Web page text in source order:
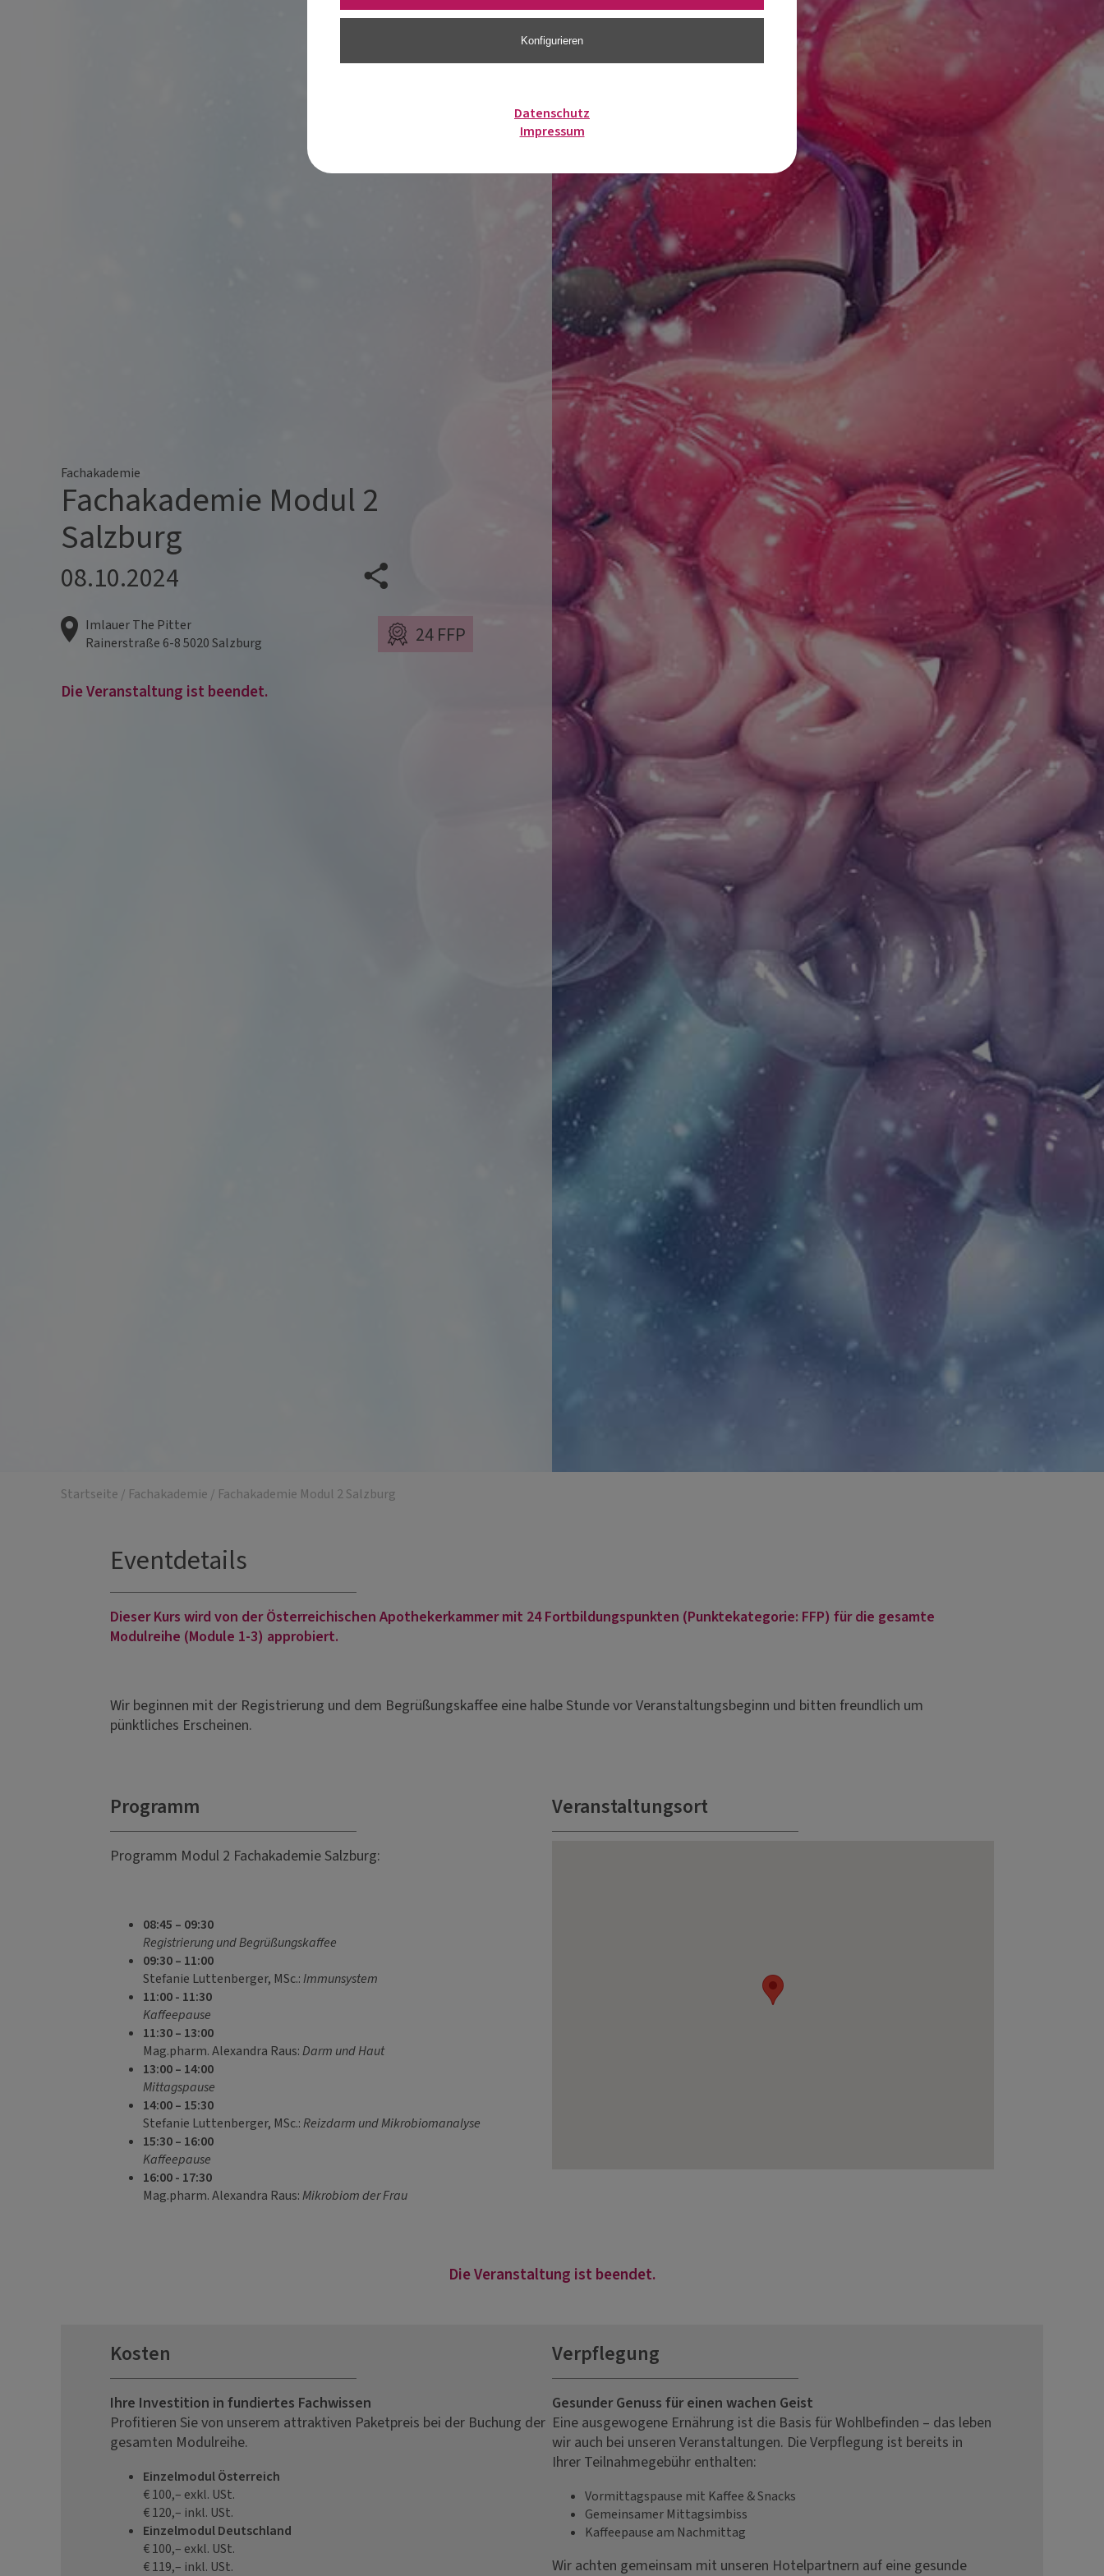
Fachakademie
Fachakademie Modul 2
Salzburg
08.10.2024
Veranstaltung teilen
Imlauer The Pitter
Rainerstraße 6-85020Salzburg 24 FFP
Die Veranstaltung ist beendet.
Startseite / Fachakademie / Fachakademie Modul 2 Salzburg
Eventdetails
Dieser Kurs wird von der Österreichischen Apothekerkammer mit 24 Fortbildungspunkten (Punktekategorie: FFP) für die gesamte
Modulreihe (Module 1-3) approbiert.
Wir beginnen mit der Registrierung und dem Begrüßungskaffee eine halbe Stunde vor Veranstaltungsbeginn und bitten freundlich um
pünktliches Erscheinen.
Programm
Programm Modul 2 Fachakademie Salzburg:
08:45 – 09:30
Registrierung und Begrüßungskaffee
09:30 – 11:00
Stefanie Luttenberger, MSc.:Immunsystem
11:00 - 11:30
Kaffeepause
11:30 – 13:00
Mag.pharm. Alexandra Raus:Darm und Haut
13:00 – 14:00
Mittagspause
14:00 – 15:30
Stefanie Luttenberger, MSc.:Reizdarm und Mikrobiomanalyse
15:30 – 16:00
Kaffeepause
16:00 - 17:30
Mag.pharm. Alexandra Raus:Mikrobiom der Frau
Veranstaltungsort
Die Veranstaltung ist beendet.
Kosten
Ihre Investition in fundiertes Fachwissen
Profitieren Sie von unserem attraktiven Paketpreis bei der Buchung der
gesamten Modulreihe.
Einzelmodul Österreich
€ 100,– exkl. USt.
€ 120,– inkl. USt.
Einzelmodul Deutschland
€ 100,– exkl. USt.
€ 119,– inkl. USt.
Verpflegung
Gesunder Genuss für einen wachen Geist
Eine ausgewogene Ernährung ist die Basis für Wohlbefinden – das leben
wir auch bei unseren Veranstaltungen. Die Verpflegung ist bereits in
Ihrer Teilnahmegebühr enthalten:
Vormittagspause mit Kaffee & Snacks
Gemeinsamer Mittagsimbiss
Kaffeepause am Nachmittag
Wir achten gemeinsam mit unseren Hotelpartnern auf eine gesunde
Konfigurieren
Datenschutz
Impressum